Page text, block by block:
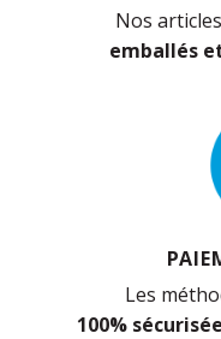
Nos
emballés
Les
100%